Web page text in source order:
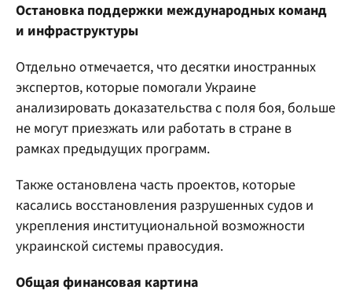
Остановка поддержки международных команд
и инфраструктуры
Отдельно отмечается, что десятки иностранных
экспертов, которые помогали Украине
анализировать доказательства с поля боя, больше
не могут приезжать или работать в стране в
рамках предыдущих программ.
Также остановлена часть проектов, которые
касались восстановления разрушенных судов и
укрепления институциональной возможности
украинской системы правосудия.
Общая финансовая картина